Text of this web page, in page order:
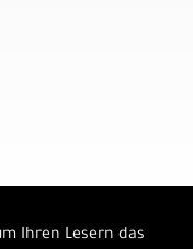
Ihren Lesern das
Auftrag widerrufen